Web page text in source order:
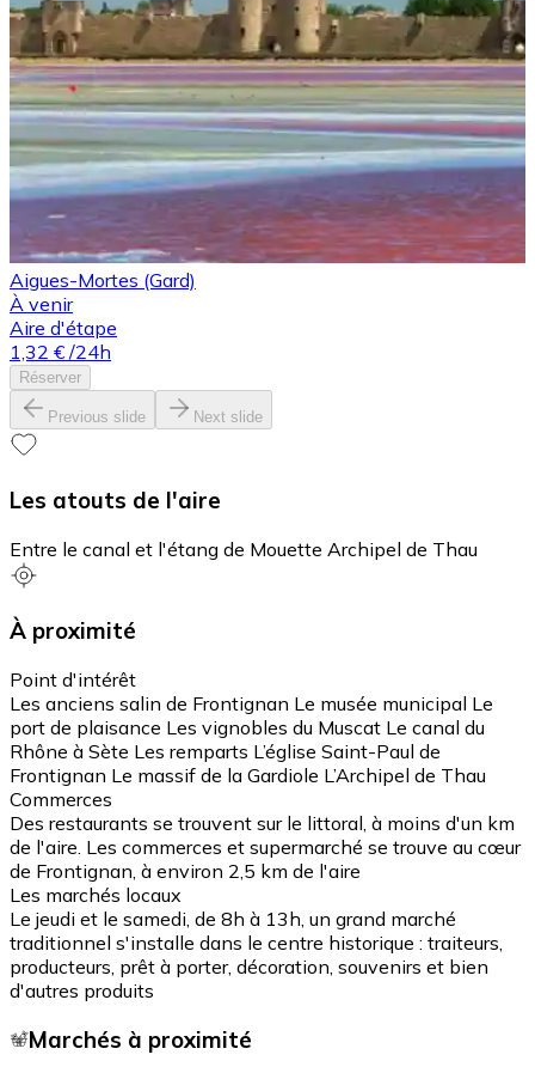
Aigues-Mortes (Gard)
À venir
Aire d'étape
1,32 € /24h
Réserver
Previous slide Next slide
Les atouts de l'aire
Entre le canal et l'étang de Mouette Archipel de Thau
À proximité
Point d'intérêt
Les anciens salin de Frontignan Le musée municipal Le
port de plaisance Les vignobles du Muscat Le canal du
Rhône à Sète Les remparts L’église Saint-Paul de
Frontignan Le massif de la Gardiole L’Archipel de Thau
Commerces
Des restaurants se trouvent sur le littoral, à moins d'un km
de l'aire. Les commerces et supermarché se trouve au cœur
de Frontignan, à environ 2,5 km de l'aire
Les marchés locaux
Le jeudi et le samedi, de 8h à 13h, un grand marché
traditionnel s'installe dans le centre historique : traiteurs,
producteurs, prêt à porter, décoration, souvenirs et bien
d'autres produits
Marchés à proximité